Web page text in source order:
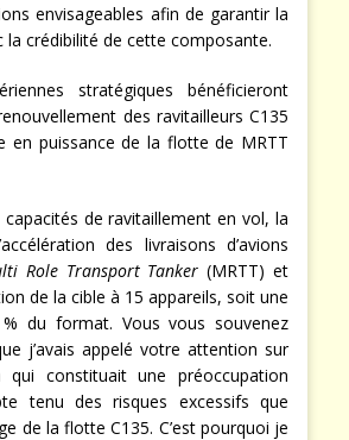
envisageables afin de garantir la
la crédibilité de cette composante.
stratégiques bénéficieront
des ravitailleurs C135
en puissance de la flotte de MRTT
de ravitaillement en vol, la
des livraisons d’avions
Role Transport Tanker (MRTT) et
de la cible à 15 appareils, soit une
du format. Vous vous souvenez
j’avais appelé votre attention sur
qui constituait une préoccupation
tenu des risques excessifs que
de la flotte C135. C’est pourquoi je